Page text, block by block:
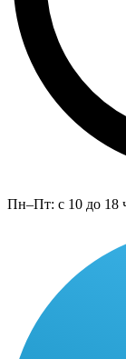
Пн–Пт: с 10 до 18